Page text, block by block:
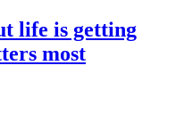
life is getting
most